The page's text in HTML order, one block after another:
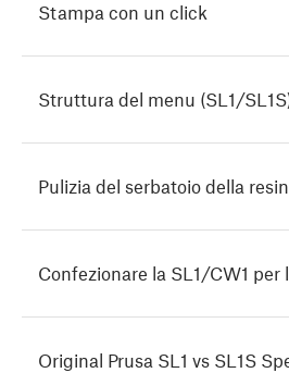
Stampa con un click
Struttura del menu (SL1/
Pulizia del serbatoio della
Confezionare la SL1/CW1 per
Original Prusa SL1 vs SL1S